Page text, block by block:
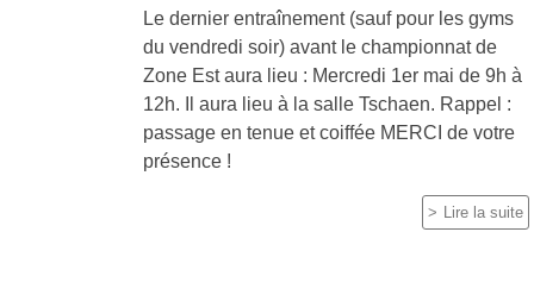
Le dernier entraînement (sauf pour les gyms
du vendredi soir) avant le championnat de
Zone Est aura lieu : Mercredi 1er mai de 9h à
12h. Il aura lieu à la salle Tschaen. Rappel :
passage en tenue et coiffée MERCI de votre
présence !
Lire la suite